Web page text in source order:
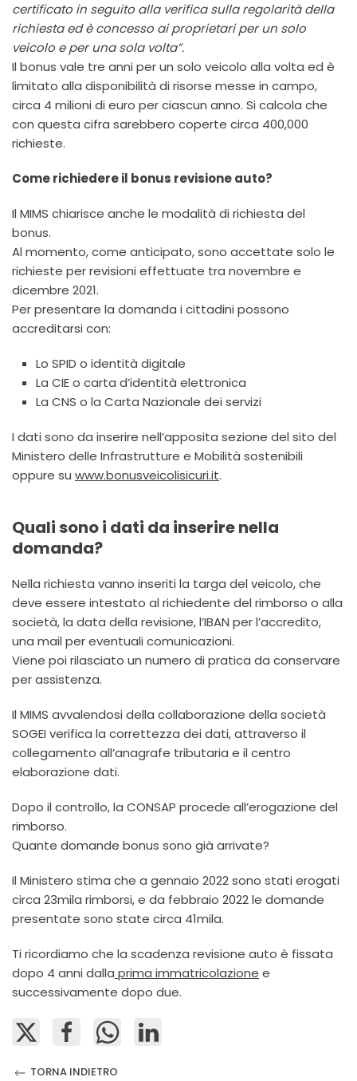
certificato in seguito alla verifica sulla regolarità della
richiesta ed è concesso ai proprietari per un solo
veicolo e per una sola volta”.
Il bonus vale tre anni per un solo veicolo alla volta ed è
limitato alla disponibilità di risorse messe in campo,
circa 4 milioni di euro per ciascun anno. Si calcola che
con questa cifra sarebbero coperte circa 400,000
richieste.
Come richiedere il bonus revisione auto?
Il MIMS chiarisce anche le modalità di richiesta del
bonus.
Al momento, come anticipato, sono accettate solo le
richieste per revisioni effettuate tra novembre e
dicembre 2021.
Per presentare la domanda i cittadini possono
accreditarsi con:
Lo SPID o identità digitale
La CIE o carta d’identità elettronica
La CNS o la Carta Nazionale dei servizi
I dati sono da inserire nell’apposita sezione del sito del
Ministero delle Infrastrutture e Mobilità sostenibili
oppure su www.bonusveicolisicuri.it.
Quali sono i dati da inserire nella
domanda?
Nella richiesta vanno inseriti la targa del veicolo, che
deve essere intestato al richiedente del rimborso o alla
società, la data della revisione, l’IBAN per l’accredito,
una mail per eventuali comunicazioni.
Viene poi rilasciato un numero di pratica da conservare
per assistenza.
Il MIMS avvalendosi della collaborazione della società
SOGEI verifica la correttezza dei dati, attraverso il
collegamento all’anagrafe tributaria e il centro
elaborazione dati.
Dopo il controllo, la CONSAP procede all’erogazione del
rimborso.
Quante domande bonus sono già arrivate?
Il Ministero stima che a gennaio 2022 sono stati erogati
circa 23mila rimborsi, e da febbraio 2022 le domande
presentate sono state circa 41mila.
Ti ricordiamo che la scadenza revisione auto è fissata
dopo 4 anni dalla prima immatricolazione e
successivamente dopo due.
TORNA INDIETRO